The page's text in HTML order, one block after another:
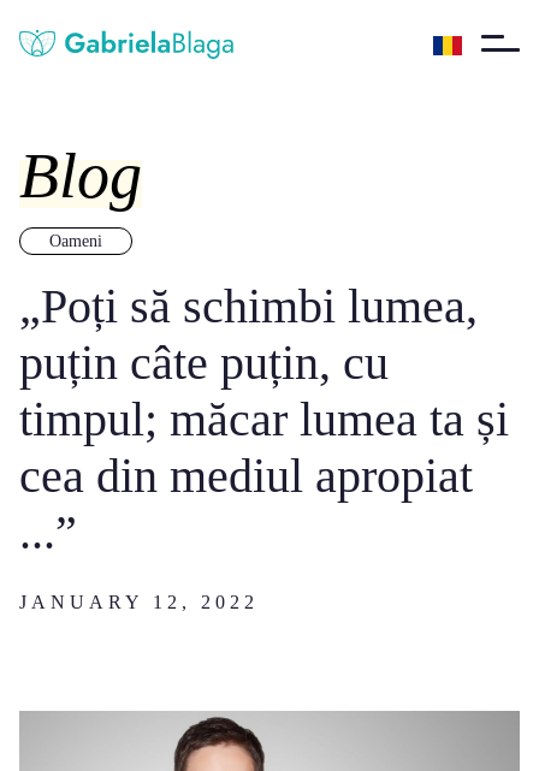
Blog
Oameni
„Poți să schimbi lumea,
puțin câte puțin, cu
timpul; măcar lumea ta și
cea din mediul apropiat
...”
JANUARY 12, 2022